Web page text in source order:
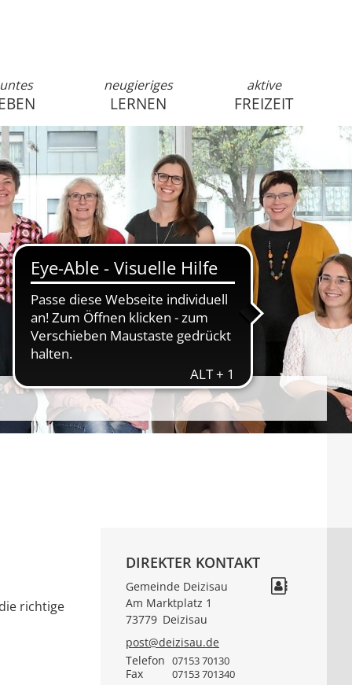
anmelden
neugieriges
LERNEN
aktive
FREIZEIT
richtige
DIREKTER KONTAKT
Gemeinde Deizisau
Am Marktplatz 1
73779 Deizisau
post@deizisau.de
Telefon 07153 70130
Fax 07153 701340